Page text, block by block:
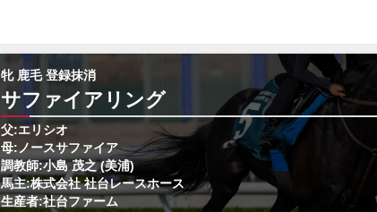
牝 鹿毛 登録抹消
サファイアリング
父:エリシオ
母:ノースサファイア
調教師:小島 茂之 (美浦)
馬主:株式会社 社台レースホース
生産者:社台ファーム